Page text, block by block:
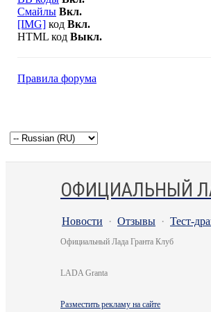
Смайлы Вкл.
[IMG] код Вкл.
HTML код Выкл.
Правила форума
ОФИЦИАЛЬНЫЙ
Новости · Отзывы · Тест-
Официальный Лада Гранта Клуб
LADA Granta
Разместить рекламу на сайте